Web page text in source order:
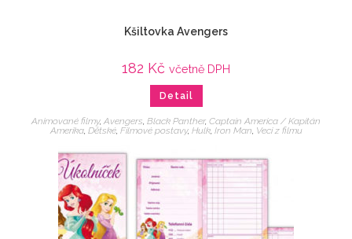
Kšiltovka Avengers
182 Kč včetně DPH
Detail
Animované filmy, Avengers, Black Panther, Captain America / Kapitán
Amerika, Dětské, Filmové postavy, Hulk, Iron Man, Veci z filmu